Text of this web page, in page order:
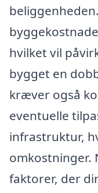
hvilket vil
bygget en
kræver også
eventuelle
infrastruktur,
omkostninger.
faktorer, der